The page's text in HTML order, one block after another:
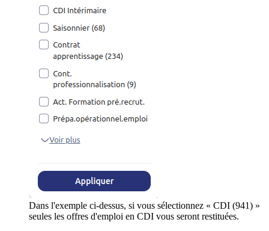
Dans l'exemple ci-dessus, si vous sélectionnez « CDI (941) »
seules les offres d'emploi en CDI vous seront restituées.